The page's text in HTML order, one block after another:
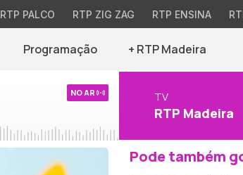
RTP PALCO RTP ZIG ZAG RTP ENSINA
Programação + RTP Madeira
NO AR TV
RTP Madeira
Pode também